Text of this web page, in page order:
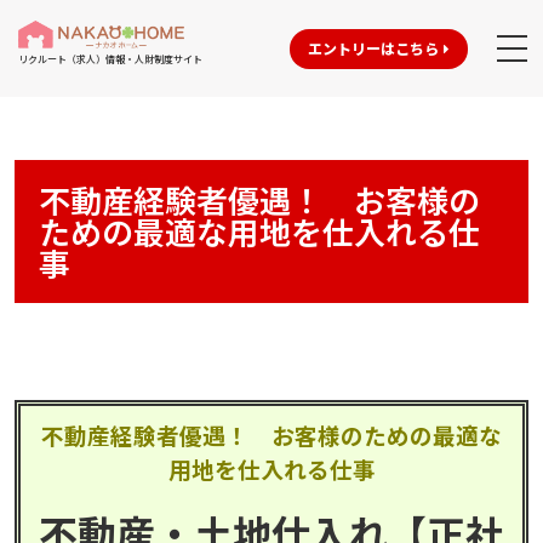
リクルート（求人）情報・人財制度サイト
エントリーはこちら
不動産経験者優遇！ お客様の
ための最適な用地を仕入れる仕
事
不動産経験者優遇！ お客様のための最適な
用地を仕入れる仕事